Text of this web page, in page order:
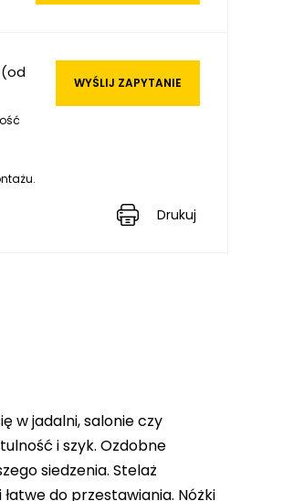
(od
WYŚLIJ ZAPYTANIE
Drukuj
w jadalni, salonie czy
i szyk. Ozdobne
siedzenia. Stelaż
do przestawiania. Nóżki